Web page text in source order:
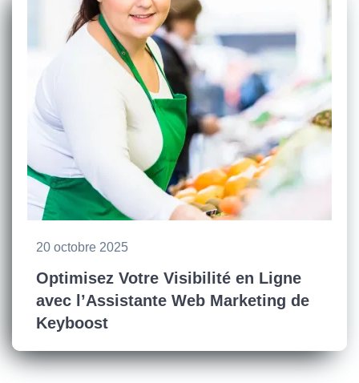
20 octobre 2025
Optimisez Votre Visibilité en Ligne
avec l’Assistante Web Marketing de
Keyboost